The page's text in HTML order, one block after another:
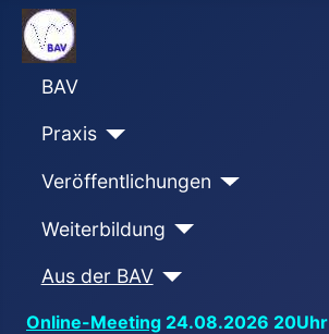
BAV
Praxis
Veröffentlichungen
Weiterbildung
Aus der BAV
Online-Meeting 24.08.2026 20Uhr